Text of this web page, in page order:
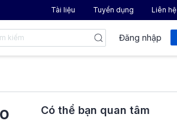
Tài liệu Tuyển dụng Liên hệ
Đăng nhập
Có thể bạn quan tâm